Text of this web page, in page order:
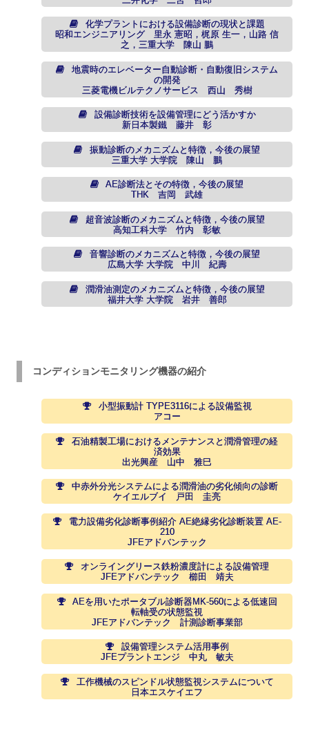
化学プラントにおける設備診断の現状と課題
昭和エンジニアリング 里永 憲昭，梶原 生一，山路 信
之，三重大学 陳山 鵬
地震時のエレベーター自動診断・自動復旧システム
の開発
三菱電機ビルテクノサービス 西山 秀樹
設備診断技術を設備管理にどう活かすか
新日本製鐵 藤井 彰
振動診断のメカニズムと特徴，今後の展望
三重大学 大学院 陳山 鵬
AE診断法とその特徴，今後の展望
THK 吉岡 武雄
超音波診断のメカニズムと特徴，今後の展望
高知工科大学 竹内 彰敏
音響診断のメカニズムと特徴，今後の展望
広島大学 大学院 中川 紀壽
潤滑油測定のメカニズムと特徴，今後の展望
福井大学 大学院 岩井 善郎
コンディションモニタリング機器の紹介
小型振動計 TYPE3116による設備監視
アコー
石油精製工場におけるメンテナンスと潤滑管理の経
済効果
出光興産 山中 雅巳
中赤外分光システムによる潤滑油の劣化傾向の診断
ケイエルブイ 戸田 圭亮
電力設備劣化診断事例紹介 AE絶縁劣化診断装置 AE-
210
JFEアドバンテック
オンライングリース鉄粉濃度計による設備管理
JFEアドバンテック 櫛田 靖夫
AEを用いたポータブル診断器MK-560による低速回
転軸受の状態監視
JFEアドバンテック 計測診断事業部
設備管理システム活用事例
JFEプラントエンジ 中丸 敏夫
工作機械のスピンドル状態監視システムについて
日本エスケイエフ